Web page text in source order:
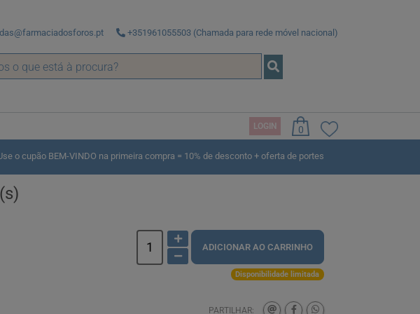
+351961055503 (Chamada para rede móvel nacional)
LOGIN 0
o cupão BEM-VINDO na primeira compra = 10% de desconto + oferta de portes
ADICIONAR AO CARRINHO
Disponibilidade limitada
PARTILHAR: